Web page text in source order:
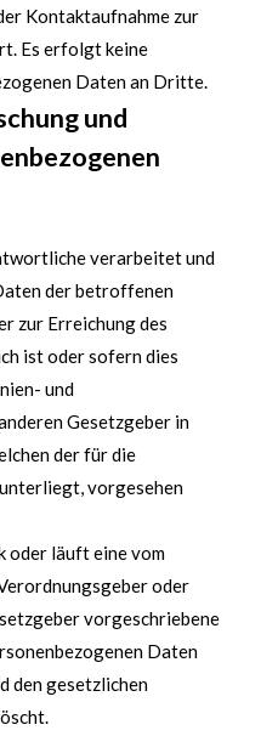
Kontaktaufnahme zur
Es erfolgt keine
Daten an Dritte.
und
verarbeitet und
der betroffenen
zur Erreichung des
ist oder sofern dies
und
Gesetzgeber in
der für die
vorgesehen
oder läuft eine vom
oder
vorgeschriebene
Daten
den gesetzlichen